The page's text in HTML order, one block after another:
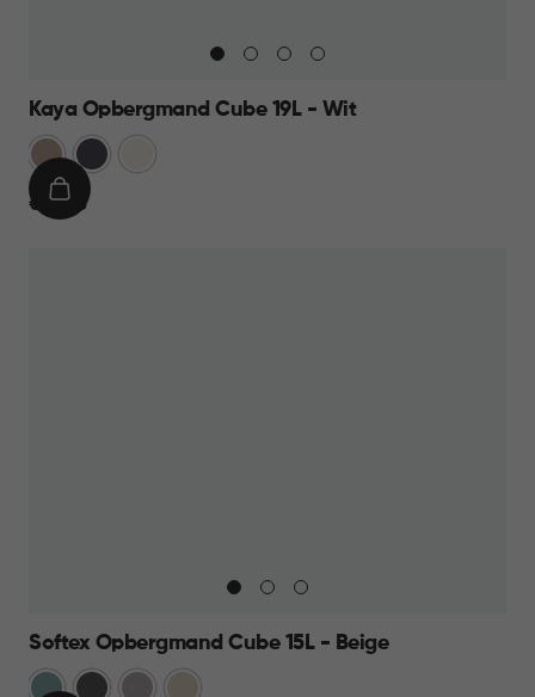
Kaya Opbergmand Cube 19L - Wit
Warm
Taupe
Antraciet
€
€ 12,95
IN
Softex Opbergmand Cube 15L - Beige
BlauwAntraciet
TaupeBeige